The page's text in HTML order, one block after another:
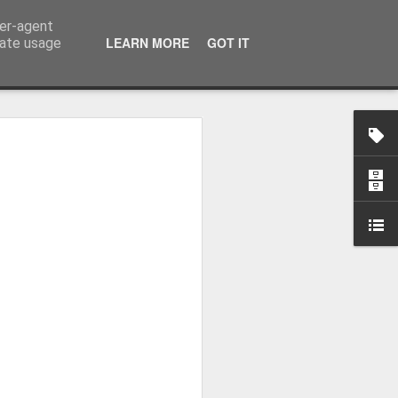
agent
usage
LEARN MORE GOT IT